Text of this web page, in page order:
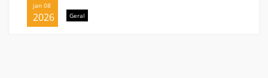
jan 08
2026 Geral